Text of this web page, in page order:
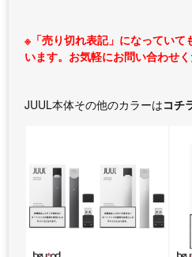
※「売り切れ表記」になっていて
います。お気軽にお問い合わせく
JUUL本体その他のカラーはコチ